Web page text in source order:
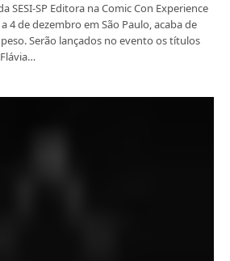
SESI-SP Editora na Comic Con Experience
4 de dezembro em São Paulo, acaba de
Serão lançados no evento os títulos